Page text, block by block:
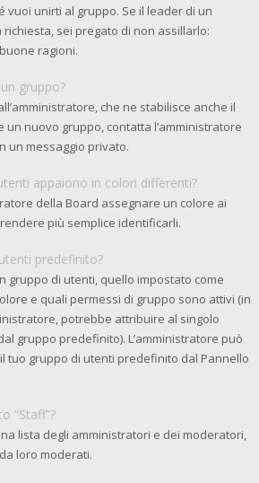
vuoi unirti al gruppo. Se il leader di un
sei pregato di non assillarlo:
ragioni.
gruppo?
che ne stabilisce anche il
un nuovo gruppo, contatta l’amministratore
un messaggio privato.
appaiono in colori differenti?
della Board assegnare un colore ai
più semplice identificarli.
predefinito?
gruppo di utenti, quello impostato come
e quali permessi di gruppo sono attivi (in
potrebbe attribuire al singolo
gruppo predefinito). L’amministratore può
tuo gruppo di utenti predefinito dal Pannello
“Staff”?
lista degli amministratori e dei moderatori,
loro moderati.